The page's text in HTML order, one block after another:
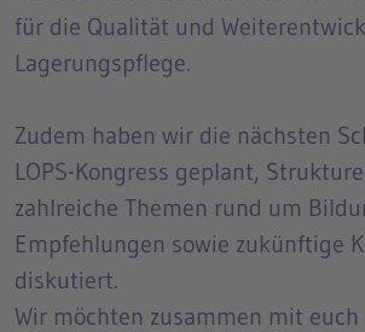
für die Qualität und
Lagerungspflege.
Zudem haben wir die nächsten
LOPS-Kongress geplant,
zahlreiche Themen rund um
Empfehlungen sowie zukünftige
diskutiert.
Wir möchten zusammen mit euch